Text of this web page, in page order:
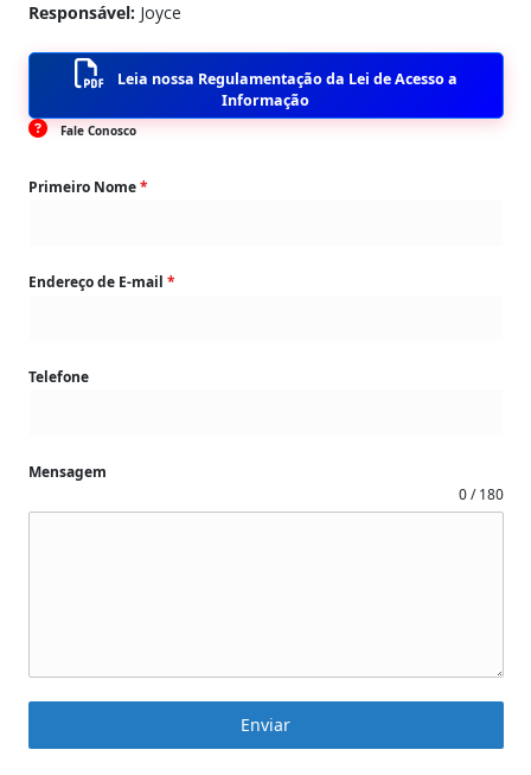
Responsável:Joyce
Leia nossa Regulamentação da Lei de Acesso a
Informação
Fale Conosco
Primeiro Nome*
Endereço de E-mail *
Telefone
Mensagem
0 / 180
Enviar